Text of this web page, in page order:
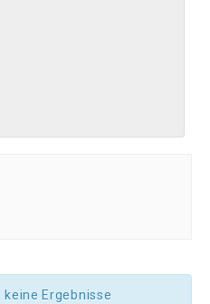
keine Ergebnisse